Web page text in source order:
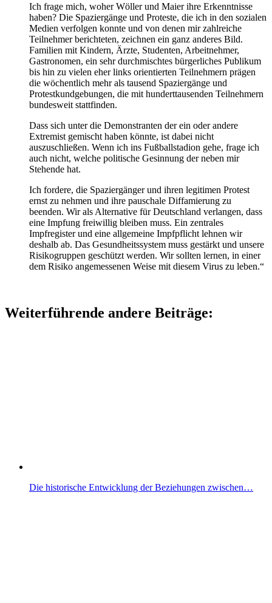
Ich frage mich, woher Wöller und Maier ihre Erkenntnisse
haben? Die Spaziergänge und Proteste, die ich in den sozialen
Medien verfolgen konnte und von denen mir zahlreiche
Teilnehmer berichteten, zeichnen ein ganz anderes Bild.
Familien mit Kindern, Ärzte, Studenten, Arbeitnehmer,
Gastronomen, ein sehr durchmischtes bürgerliches Publikum
bis hin zu vielen eher links orientierten Teilnehmern prägen
die wöchentlich mehr als tausend Spaziergänge und
Protestkundgebungen, die mit hunderttausenden Teilnehmern
bundesweit stattfinden.
Dass sich unter die Demonstranten der ein oder andere
Extremist gemischt haben könnte, ist dabei nicht
auszuschließen. Wenn ich ins Fußballstadion gehe, frage ich
auch nicht, welche politische Gesinnung der neben mir
Stehende hat.
Ich fordere, die Spaziergänger und ihren legitimen Protest
ernst zu nehmen und ihre pauschale Diffamierung zu
beenden. Wir als Alternative für Deutschland verlangen, dass
eine Impfung freiwillig bleiben muss. Ein zentrales
Impfregister und eine allgemeine Impfpflicht lehnen wir
deshalb ab. Das Gesundheitssystem muss gestärkt und unsere
Risikogruppen geschützt werden. Wir sollten lernen, in einer
dem Risiko angemessenen Weise mit diesem Virus zu leben.“
Weiterführende andere Beiträge:
Die historische Entwicklung der Beziehungen zwischen…